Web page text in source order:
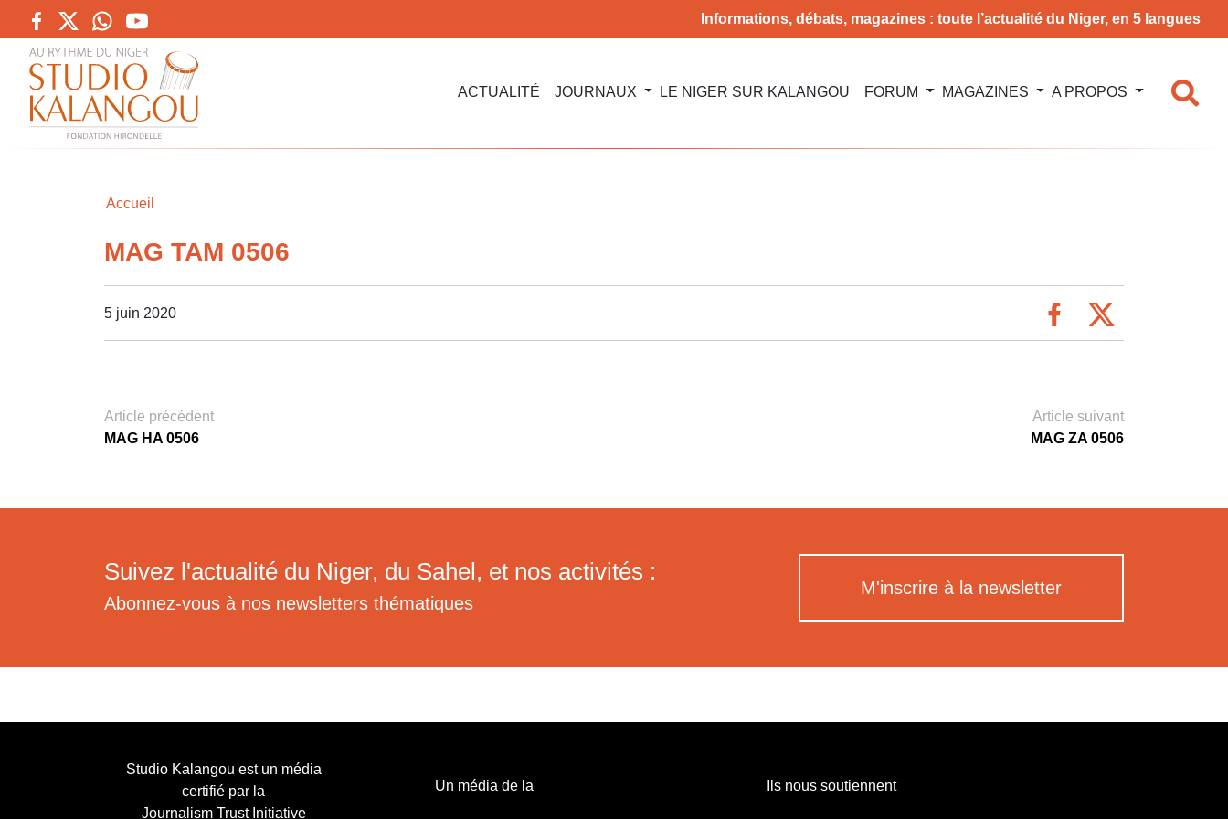
Informations, débats, magazines : toute l’actualité du Niger, en 5 langues
ACTUALITÉ JOURNAUX LE NIGER SUR KALANGOU FORUM MAGAZINES A PROPOS
Accueil
MAG TAM 0506
5 juin 2020
Article précédent
MAG HA 0506
Article suivant
MAG ZA 0506
Suivez l'actualité du Niger, du Sahel, et nos activités :
Abonnez-vous à nos newsletters thématiques
M'inscrire à la newsletter
Studio Kalangou est un média
certifié par la
Journalism Trust Initiative
Un média de la Ils nous soutiennent